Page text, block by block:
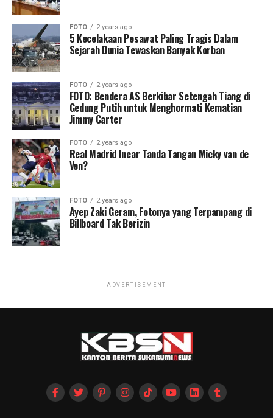
FOTO 2 years ago
5 Kecelakaan Pesawat Paling Tragis Dalam
Sejarah Dunia Tewaskan Banyak Korban
FOTO 2 years ago
FOTO: Bendera AS Berkibar Setengah Tiang di
Gedung Putih untuk Menghormati Kematian
Jimmy Carter
FOTO 2 years ago
Real Madrid Incar Tanda Tangan Micky van de
Ven?
FOTO 2 years ago
Ayep Zaki Geram, Fotonya yang Terpampang di
Billboard Tak Berizin
ADVERTISEMENT